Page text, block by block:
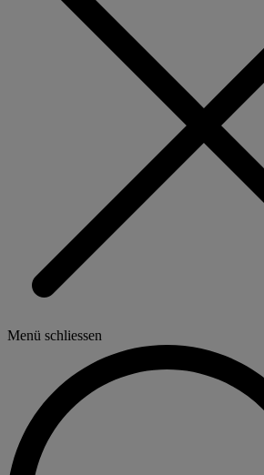
Menü schliessen